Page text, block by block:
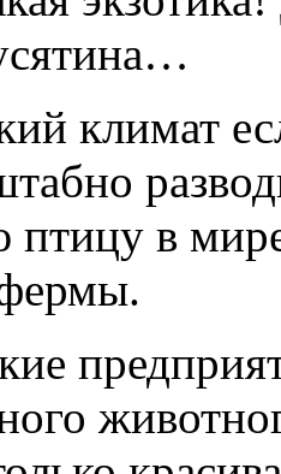
климат
в